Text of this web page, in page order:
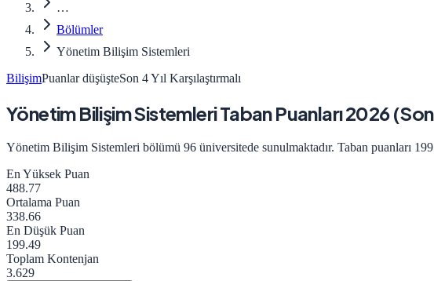
…
Bölümler
Yönetim Bilişim Sistemleri
BilişimPuanlar düşüşteSon 4 Yıl Karşılaştırmalı
Yönetim Bilişim SistemleriTaban Puanları2026(Son
Yönetim Bilişim Sistemleri bölümü 96 üniversitede sunulmaktadır. Taban puanları
En Yüksek Puan
488.77
Ortalama Puan
338.66
En Düşük Puan
199.49
Toplam Kontenjan
3.629